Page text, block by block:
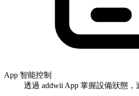
App 智能控制
透過 addwii App 掌握設備狀態，